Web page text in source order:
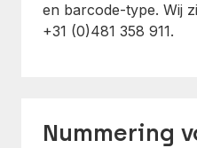
en barcode-type. Wij
+31 (0)481 358 911.
Nummering